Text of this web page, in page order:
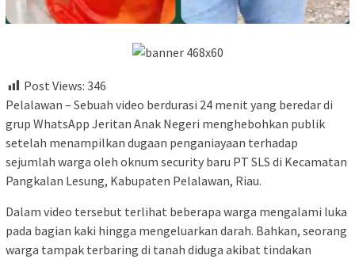
Post Views: 346
Pelalawan – Sebuah video berdurasi 24 menit yang beredar di
grup WhatsApp Jeritan Anak Negeri menghebohkan publik
setelah menampilkan dugaan penganiayaan terhadap
sejumlah warga oleh oknum security baru PT SLS di Kecamatan
Pangkalan Lesung, Kabupaten Pelalawan, Riau.
Dalam video tersebut terlihat beberapa warga mengalami luka
pada bagian kaki hingga mengeluarkan darah. Bahkan, seorang
warga tampak terbaring di tanah diduga akibat tindakan